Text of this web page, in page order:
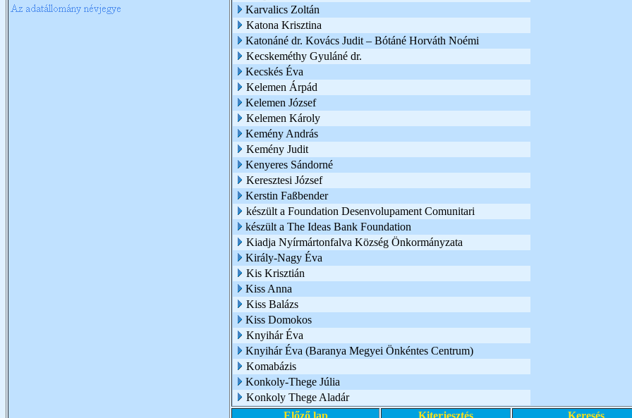
Karvalics Zoltán
Katona Krisztina
Katonáné dr. Kovács Judit – Bótáné Horváth Noémi
Kecskeméthy Gyuláné dr.
Kecskés Éva
Kelemen Árpád
Kelemen József
Kelemen Károly
Kemény András
Kemény Judit
Kenyeres Sándorné
Keresztesi József
Kerstin Faßbender
készült a Foundation Desenvolupament Comunitari
készült a The Ideas Bank Foundation
Kiadja Nyírmártonfalva Község Önkormányzata
Király-Nagy Éva
Kis Krisztián
Kiss Anna
Kiss Balázs
Kiss Domokos
Knyihár Éva
Knyihár Éva (Baranya Megyei Önkéntes Centrum)
Komabázis
Konkoly-Thege Júlia
Konkoly Thege Aladár
Előző lap
Kiterjesztés Keresés